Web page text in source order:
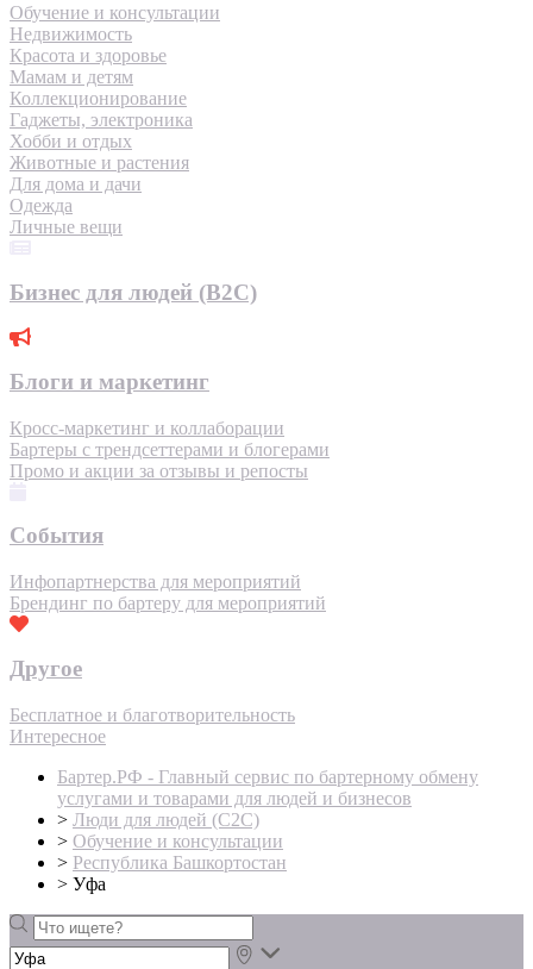
Обучение и консультации
Недвижимость
Красота и здоровье
Мамам и детям
Коллекционирование
Гаджеты, электроника
Хобби и отдых
Животные и растения
Для дома и дачи
Одежда
Личные вещи
Бизнес для людей (B2C)
Блоги и маркетинг
Кросс-маркетинг и коллаборации
Бартеры с трендсеттерами и блогерами
Промо и акции за отзывы и репосты
События
Инфопартнерства для мероприятий
Брендинг по бартеру для мероприятий
Другое
Бесплатное и благотворительность
Интересное
Бартер.РФ - Главный сервис по бартерному обмену
услугами и товарами для людей и бизнесов
> Люди для людей (С2С)
> Обучение и консультации
> Республика Башкортостан
> Уфа